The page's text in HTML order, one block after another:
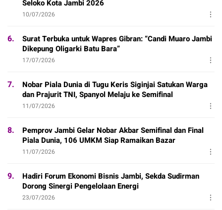
Seloko Kota Jambi 2026
10/07/2026
6.
Surat Terbuka untuk Wapres Gibran: “Candi Muaro Jambi
Dikepung Oligarki Batu Bara”
17/07/2026
7.
Nobar Piala Dunia di Tugu Keris Siginjai Satukan Warga
dan Prajurit TNI, Spanyol Melaju ke Semifinal
11/07/2026
8.
Pemprov Jambi Gelar Nobar Akbar Semifinal dan Final
Piala Dunia, 106 UMKM Siap Ramaikan Bazar
11/07/2026
9.
Hadiri Forum Ekonomi Bisnis Jambi, Sekda Sudirman
Dorong Sinergi Pengelolaan Energi
23/07/2026